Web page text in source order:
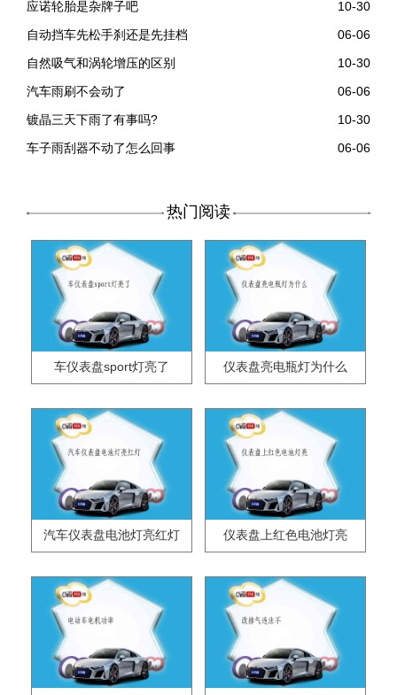
应诺轮胎是杂牌子吧
10-30
自动挡车先松手刹还是先挂档
06-06
自然吸气和涡轮增压的区别
10-30
汽车雨刷不会动了
06-06
镀晶三天下雨了有事吗?
10-30
车子雨刮器不动了怎么回事
06-06
热门阅读
车仪表盘sport灯亮了 仪表盘亮电瓶灯为什么
汽车仪表盘电池灯亮红灯 仪表盘上红色电池灯亮